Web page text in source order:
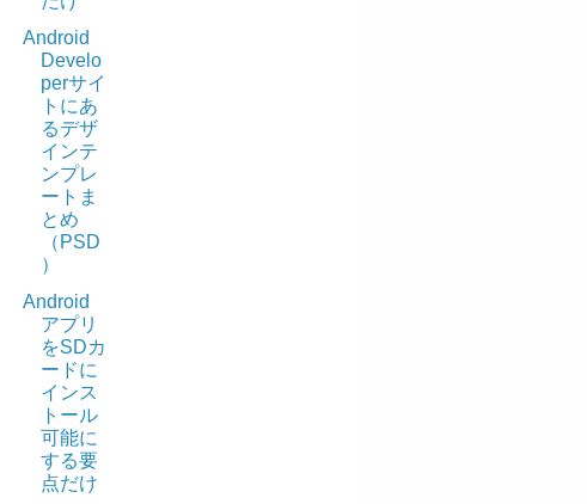
Android
Develo
perサイ
トにあ
るデザ
インテ
ンプレ
ートま
とめ
（PSD
）
Android
アプリ
をSDカ
ードに
インス
トール
可能に
する要
点だけ